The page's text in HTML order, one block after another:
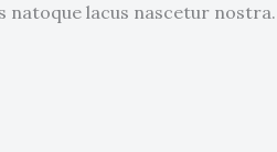
lacus nascetur nostra.